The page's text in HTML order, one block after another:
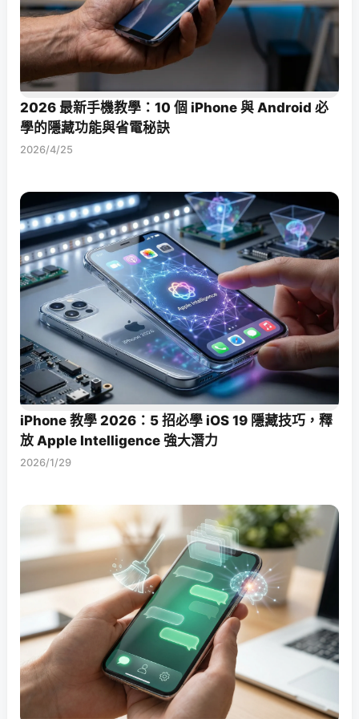
2026 最新手機教學：10 個 iPhone 與 Android 必
學的隱藏功能與省電秘訣
2026/4/25
iPhone 教學 2026：5 招必學 iOS 19 隱藏技巧，釋
放 Apple Intelligence 強大潛力
2026/1/29